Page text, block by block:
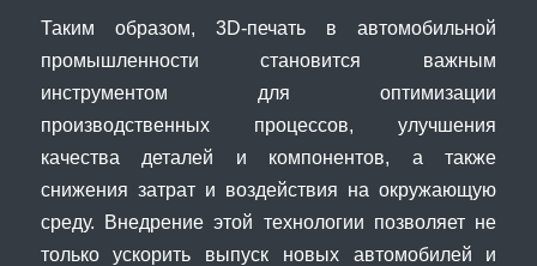
Таким образом, 3D-печать в автомобильной
промышленности становится важным
инструментом для оптимизации
производственных процессов, улучшения
качества деталей и компонентов, а также
снижения затрат и воздействия на окружающую
среду. Внедрение этой технологии позволяет не
только ускорить выпуск новых автомобилей и